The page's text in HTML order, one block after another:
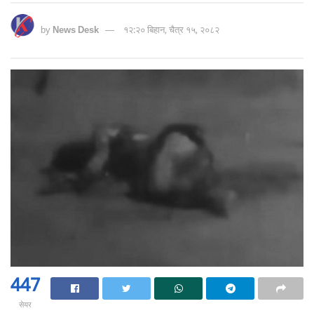
byNews Desk १२:२० बिहान, चैत्र १५, २०८२
447
सेयर